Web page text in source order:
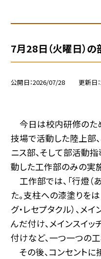
7月28日（火曜日）の
公開日 2026/07/28 更新日
今日は校内研修のた
技場で活動した陸上部
ニス部、そして部活動
動した工作部のみの実
工作部では、「行燈（
た。支柱への漆塗りを
グ・レセプタクル）、メ
んだ付け、メインスイ
付けなど、一つ一つの
その後、コンセント